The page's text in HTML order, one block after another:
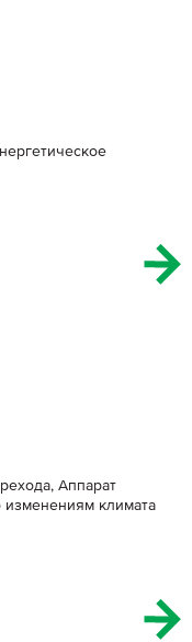
Аппарат
климата